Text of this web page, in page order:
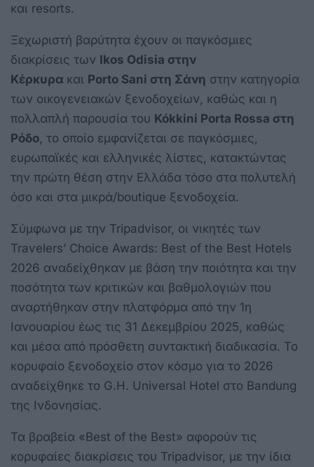
και resorts.
Ξεχωριστή βαρύτητα έχουν οι παγκόσμιες
διακρίσεις των Ikos Odisia στην
Κέρκυρα και Porto Sani στη Σάνη στην κατηγορία
των οικογενειακών ξενοδοχείων, καθώς και η
πολλαπλή παρουσία του Kókkini Porta Rossa στη
Ρόδο , το οποίο εμφανίζεται σε παγκόσμιες,
ευρωπαϊκές και ελληνικές λίστες, κατακτώντας
την πρώτη θέση στην Ελλάδα τόσο στα πολυτελή
όσο και στα μικρά/boutique ξενοδοχεία.
Σύμφωνα με την Tripadvisor, οι νικητές των
Travelers’ Choice Awards: Best of the Best Hotels
2026 αναδείχθηκαν με βάση την ποιότητα και την
ποσότητα των κριτικών και βαθμολογιών που
αναρτήθηκαν στην πλατφόρμα από την 1η
Ιανουαρίου έως τις 31 Δεκεμβρίου 2025, καθώς
και μέσα από πρόσθετη συντακτική διαδικασία. Το
κορυφαίο ξενοδοχείο στον κόσμο για το 2026
αναδείχθηκε το G.H. Universal Hotel στο Bandung
της Ινδονησίας.
Τα βραβεία «Best of the Best» αφορούν τις
κορυφαίες διακρίσεις του Tripadvisor, με την ίδια